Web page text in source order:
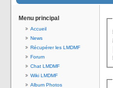
Menu principal
Accueil
News
Récupérer les LMDMF
Forum
Chat LMDMF
Wiki LMDMF
Album Photos